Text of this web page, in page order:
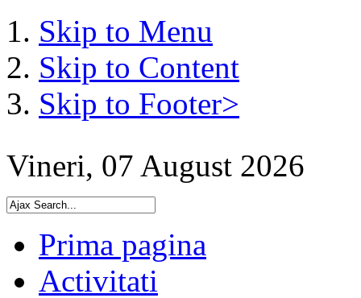
Skip to Menu
Skip to Content
Skip to Footer>
Vineri, 07 August 2026
Prima pagina
Activitati